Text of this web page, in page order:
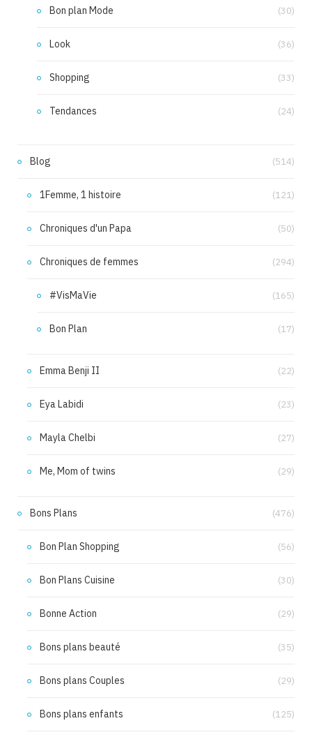
Bon plan Mode (30)
Look (36)
Shopping (33)
Tendances (24)
Blog (514)
1Femme, 1 histoire (121)
Chroniques d'un Papa (50)
Chroniques de femmes (294)
#VisMaVie (165)
Bon Plan (17)
Emma Benji II (22)
Eya Labidi (23)
Mayla Chelbi (27)
Me, Mom of twins (29)
Bons Plans (476)
Bon Plan Shopping (56)
Bon Plans Cuisine (30)
Bonne Action (29)
Bons plans beauté (35)
Bons plans Couples (29)
Bons plans enfants (125)